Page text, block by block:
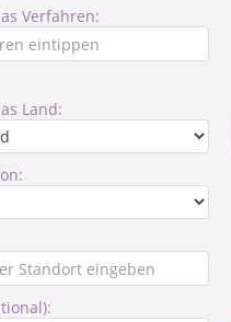
Verfahren:
Land: